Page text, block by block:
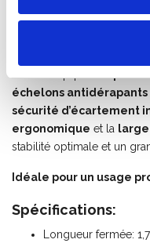
trois plans
échelons antidérapants
sécurité d’écartement
ergonomique et la large
stabilité optimale et un
Idéale pour un usage
Spécifications:
Longueur fermée: